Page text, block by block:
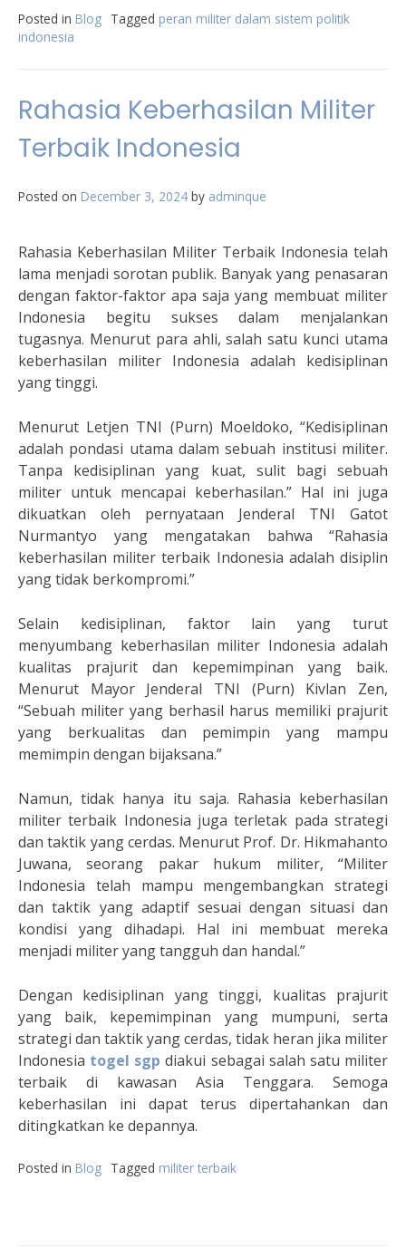
Posted in Blog Tagged peran militer dalam sistem politik
indonesia
Rahasia Keberhasilan Militer
Terbaik Indonesia
Posted on December 3, 2024 by adminque
Rahasia Keberhasilan Militer Terbaik Indonesia telah
lama menjadi sorotan publik. Banyak yang penasaran
dengan faktor-faktor apa saja yang membuat militer
Indonesia begitu sukses dalam menjalankan
tugasnya. Menurut para ahli, salah satu kunci utama
keberhasilan militer Indonesia adalah kedisiplinan
yang tinggi.
Menurut Letjen TNI (Purn) Moeldoko, “Kedisiplinan
adalah pondasi utama dalam sebuah institusi militer.
Tanpa kedisiplinan yang kuat, sulit bagi sebuah
militer untuk mencapai keberhasilan.” Hal ini juga
dikuatkan oleh pernyataan Jenderal TNI Gatot
Nurmantyo yang mengatakan bahwa “Rahasia
keberhasilan militer terbaik Indonesia adalah disiplin
yang tidak berkompromi.”
Selain kedisiplinan, faktor lain yang turut
menyumbang keberhasilan militer Indonesia adalah
kualitas prajurit dan kepemimpinan yang baik.
Menurut Mayor Jenderal TNI (Purn) Kivlan Zen,
“Sebuah militer yang berhasil harus memiliki prajurit
yang berkualitas dan pemimpin yang mampu
memimpin dengan bijaksana.”
Namun, tidak hanya itu saja. Rahasia keberhasilan
militer terbaik Indonesia juga terletak pada strategi
dan taktik yang cerdas. Menurut Prof. Dr. Hikmahanto
Juwana, seorang pakar hukum militer, “Militer
Indonesia telah mampu mengembangkan strategi
dan taktik yang adaptif sesuai dengan situasi dan
kondisi yang dihadapi. Hal ini membuat mereka
menjadi militer yang tangguh dan handal.”
Dengan kedisiplinan yang tinggi, kualitas prajurit
yang baik, kepemimpinan yang mumpuni, serta
strategi dan taktik yang cerdas, tidak heran jika militer
Indonesia togel sgp diakui sebagai salah satu militer
terbaik di kawasan Asia Tenggara. Semoga
keberhasilan ini dapat terus dipertahankan dan
ditingkatkan ke depannya.
Posted in Blog Tagged militer terbaik